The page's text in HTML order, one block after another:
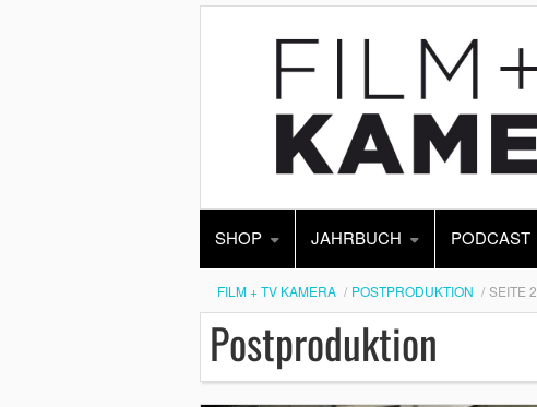
SHOP JAHRBUCH PODCAST
FILM + TV KAMERA POSTPRODUKTION SEITE 2
Postproduktion